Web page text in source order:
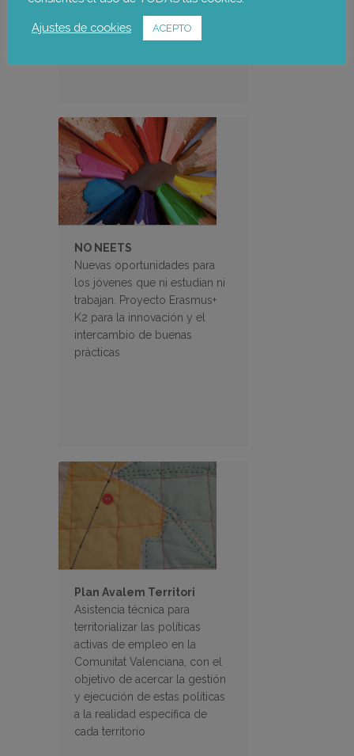
Territori
NO NEETS
Nuevas oportunidades para
los jóvenes que ni estudian ni
trabajan. Proyecto Erasmus+
K2 para la innovación y el
intercambio de buenas
prácticas
Plan Avalem Territori
Asistencia técnica para
territorializar las políticas
activas de empleo en la
Comunitat Valenciana, con el
objetivo de acercar la gestión
y ejecución de estas políticas
a la realidad específica de
cada territorio
Ajustes de cookies ACEPTO